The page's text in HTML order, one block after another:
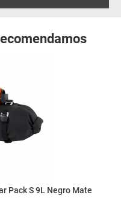
Pack S 9L Negro Mate